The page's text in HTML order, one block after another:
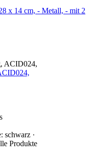
x 14 cm, - Metall, - mit 2
schwarz ·
Produkte